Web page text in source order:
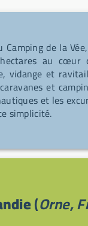
de la
au cœur
vidange et
et
et les
simplicité.
(Orne,